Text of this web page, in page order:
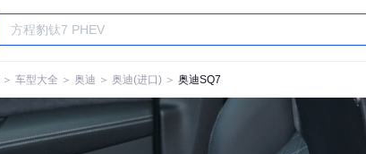
＞ 车型大全 ＞ 奥迪 ＞ 奥迪(进口) ＞ 奥迪SQ7